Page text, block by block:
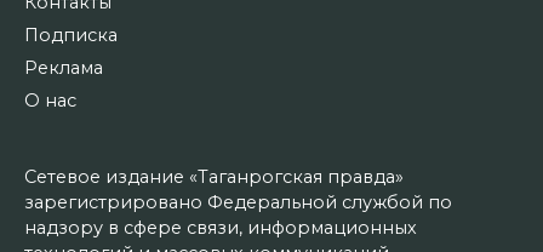
Подписка
Реклама
О нас
Сетевое издание «Таганрогская правда»
зарегистрировано Федеральной службой по
надзору в сфере связи, информационных